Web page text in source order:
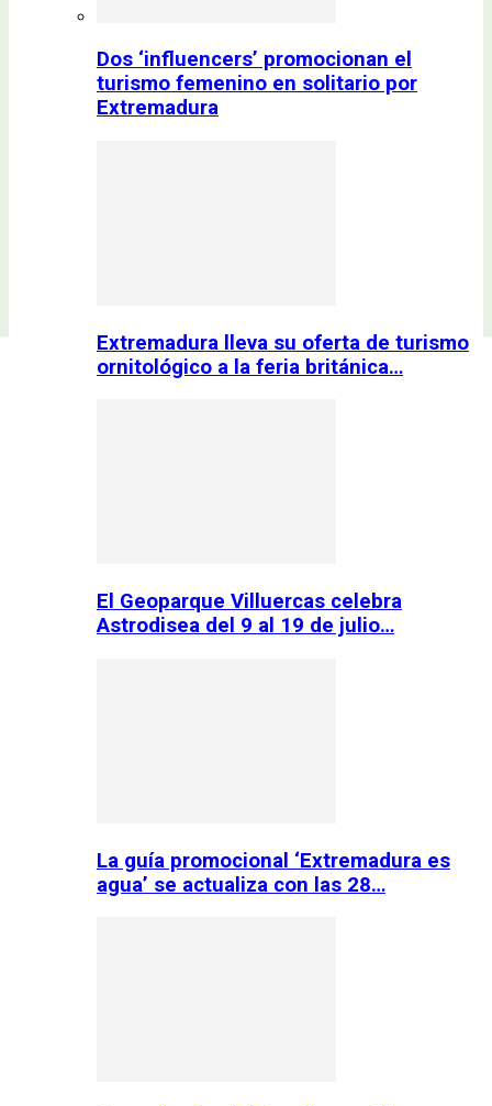
Dos ‘influencers’ promocionan el
turismo femenino en solitario por
Extremadura
Extremadura lleva su oferta de turismo
ornitológico a la feria británica…
El Geoparque Villuercas celebra
Astrodisea del 9 al 19 de julio…
La guía promocional ‘Extremadura es
agua’ se actualiza con las 28…